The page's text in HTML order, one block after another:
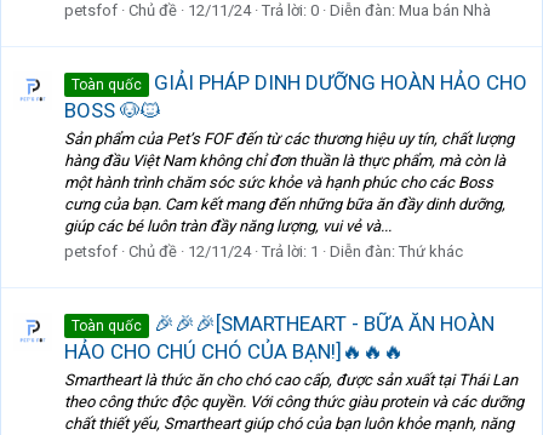
petsfof Chủ đề 12/11/24 Trả lời: 0 Diễn đàn: Mua bán Nhà
Toàn quốc
GIẢI PHÁP DINH DƯỠNG HOÀN HẢO CHO
BOSS 🐶🐱
Sản phẩm của Pet’s FOF đến từ các thương hiệu uy tín, chất lượng
hàng đầu Việt Nam không chỉ đơn thuần là thực phẩm, mà còn là
một hành trình chăm sóc sức khỏe và hạnh phúc cho các Boss
cưng của bạn. Cam kết mang đến những bữa ăn đầy dinh dưỡng,
giúp các bé luôn tràn đầy năng lượng, vui vẻ và...
petsfof Chủ đề 12/11/24 Trả lời: 1 Diễn đàn: Thứ khác
Toàn quốc
🎉🎉🎉[SMARTHEART - BỮA ĂN HOÀN
HẢO CHO CHÚ CHÓ CỦA BẠN!]🔥🔥🔥
Smartheart là thức ăn cho chó cao cấp, được sản xuất tại Thái Lan
theo công thức độc quyền. Với công thức giàu protein và các dưỡng
chất thiết yếu, Smartheart giúp chó của bạn luôn khỏe mạnh, năng